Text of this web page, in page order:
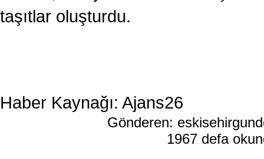
taşıtlar oluşturdu.
Haber Kaynağı: Ajans26
Gönderen:
1967 defa